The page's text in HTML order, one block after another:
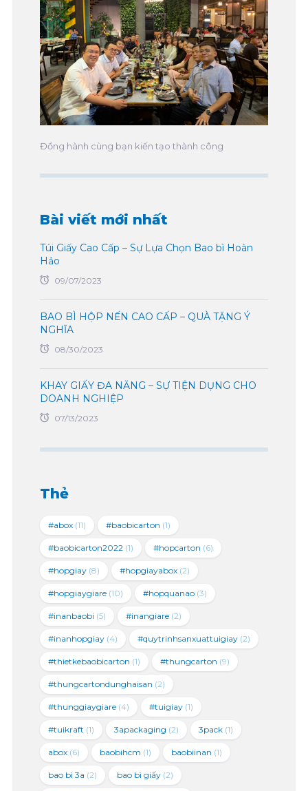
Đồng hành cùng bạn kiến tạo thành công
Bài viết mới nhất
Túi Giấy Cao Cấp – Sự Lựa Chọn Bao bì Hoàn
Hảo
09/07/2023
BAO BÌ HỘP NẾN CAO CẤP – QUÀ TẶNG Ý
NGHĨA
08/30/2023
KHAY GIẤY ĐA NĂNG – SỰ TIỆN DỤNG CHO
DOANH NGHIỆP
07/13/2023
Thẻ
#abox(11) #baobicarton (1)
#baobicarton2022 (1) #hopcarton (6)
#hopgiay(8) #hopgiayabox(2)
#hopgiaygiare(10) #hopquanao(3)
#inanbaobi (5) #inangiare(2)
#inanhopgiay(4) #quytrinhsanxuattuigiay(2)
#thietkebaobicarton (1) #thungcarton (9)
#thungcartondunghaisan (2)
#thunggiaygiare(4) #tuigiay(1)
#tuikraft (1) 3apackaging (2) 3pack(1)
abox(6) baobihcm (1) baobiinan (1)
bao bì 3a (2) bao bì giấy(2)